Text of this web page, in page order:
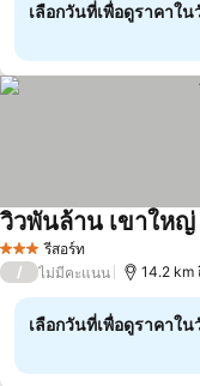
เลือกวันที่เพื่อดูราคาใ
3 ดาว รีสอร์ท
วิวพันล้าน เขาใหญ่
/ ไม่มีคะแนน 14.2 km
เลือกวันที่เพื่อดูราคาใ